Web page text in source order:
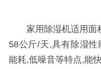
家用除湿机适用面
58公斤/天,具有除湿
能耗,低噪音等特点,能